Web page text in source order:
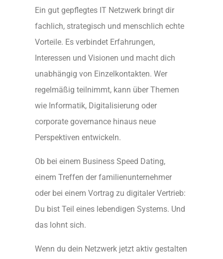
Ein gut gepflegtes IT Netzwerk bringt dir
fachlich, strategisch und menschlich echte
Vorteile. Es verbindet Erfahrungen,
Interessen und Visionen und macht dich
unabhängig von Einzelkontakten. Wer
regelmäßig teilnimmt, kann über Themen
wie Informatik, Digitalisierung oder
corporate governance hinaus neue
Perspektiven entwickeln.
Ob bei einem Business Speed Dating,
einem Treffen der familienunternehmer
oder bei einem Vortrag zu digitaler Vertrieb:
Du bist Teil eines lebendigen Systems. Und
das lohnt sich.
Wenn du dein Netzwerk jetzt aktiv gestalten